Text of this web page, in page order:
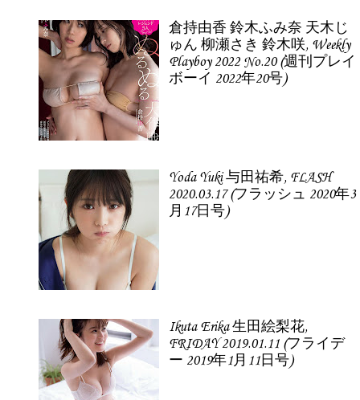
倉持由香 鈴木ふみ奈 天木じ
ゅん 柳瀬さき 鈴木咲, Weekly
Playboy 2022 No.20 (週刊プレイ
ボーイ 2022年20号)
Yoda Yuki 与田祐希, FLASH
2020.03.17 (フラッシュ 2020年3
月17日号)
Ikuta Erika 生田絵梨花,
FRIDAY 2019.01.11 (フライデ
ー 2019年1月11日号)